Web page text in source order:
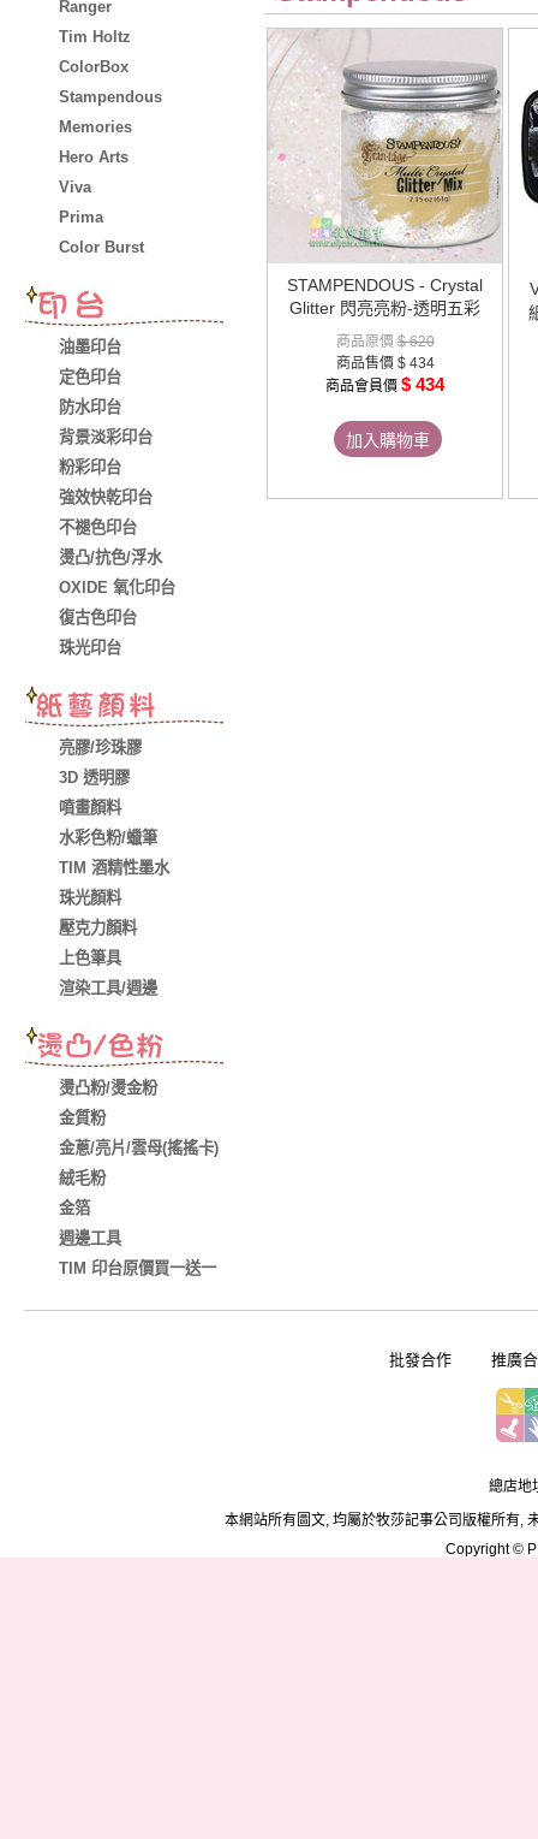
Ranger
Tim Holtz
ColorBox
Stampendous
Memories
Hero Arts
Viva
Prima
Color Burst
油墨印台
定色印台
防水印台
背景淡彩印台
粉彩印台
強效快乾印台
不褪色印台
燙凸/抗色/浮水
OXIDE 氧化印台
復古色印台
珠光印台
亮膠/珍珠膠
3D 透明膠
噴畫顏料
水彩色粉/蠟筆
TIM 酒精性墨水
珠光顏料
壓克力顏料
上色筆具
渲染工具/週邊
燙凸粉/燙金粉
金質粉
金蔥/亮片/雲母(搖搖卡)
絨毛粉
金箔
週邊工具
TIM 印台原價買一送一
STAMPENDOUS - Crystal
Glitter 閃亮亮粉-透明五彩
商品原價$ 620
商品售價 $ 434
商品會員價 $ 434
加入購物車
批發合作 推廣
總店地
本網站所有圖文, 均屬於牧莎記事公司版權所有,
Copyright ©